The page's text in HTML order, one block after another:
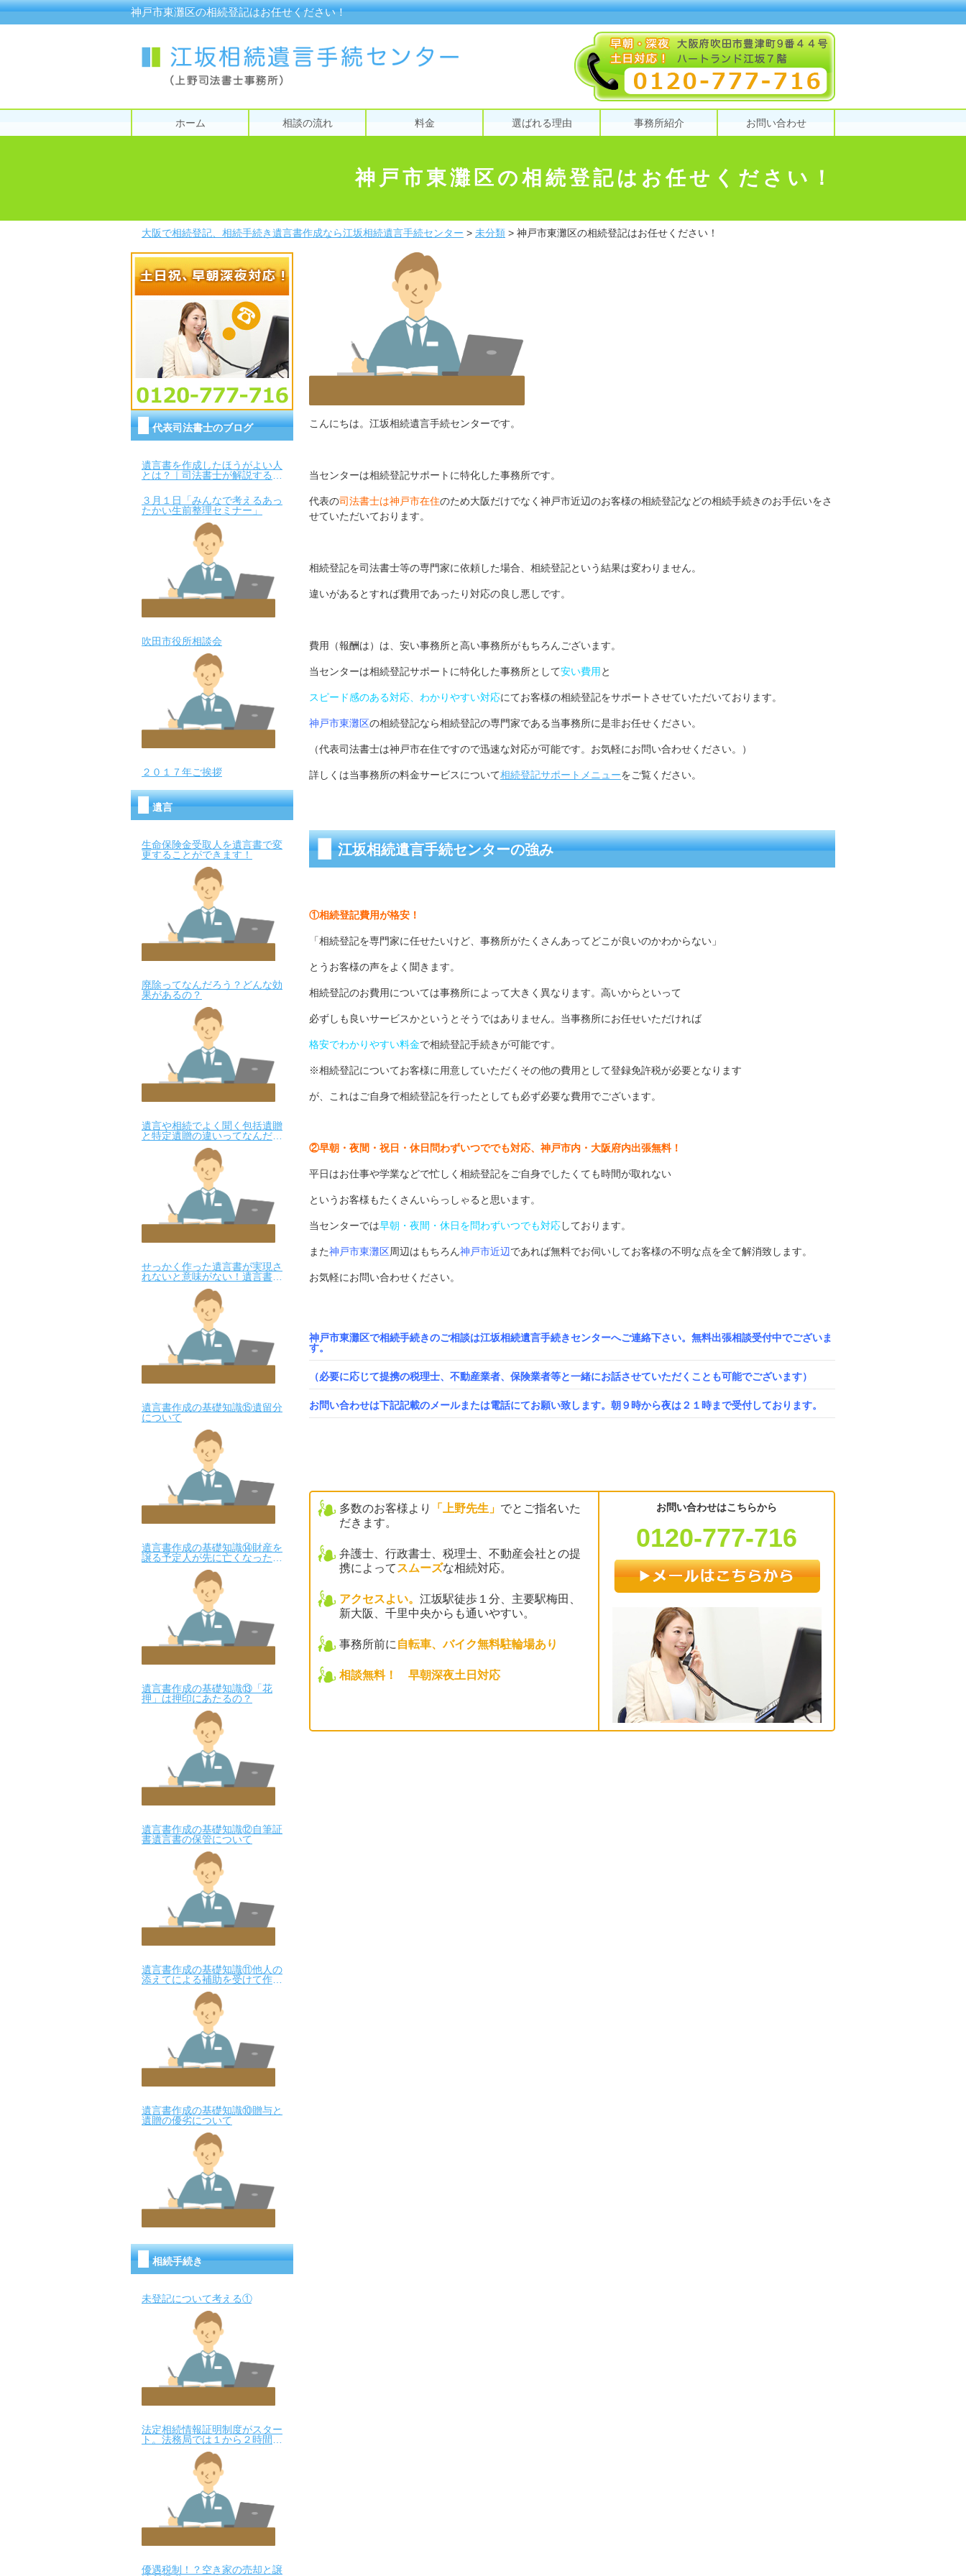
神戸市東灘区の相続登記はお任せください！
ホーム 相談の流れ 料金 選ばれる理由 事務所紹介 お問い合わせ
神戸市東灘区の相続登記はお任せください！
大阪で相続登記、相続手続き遺言書作成なら江坂相続遺言手続センター > 未分類 > 神戸市東灘区の相続登記はお任せください！
こんにちは。江坂相続遺言手続センターです。
当センターは相続登記サポートに特化した事務所です。
代表の司法書士は神戸市在住のため大阪だけでなく神戸市近辺のお客様の相続登記などの相続手続きのお手伝いをさ
せていただいております。
相続登記を司法書士等の専門家に依頼した場合、相続登記という結果は変わりません。
違いがあるとすれば費用であったり対応の良し悪しです。
費用（報酬は）は、安い事務所と高い事務所がもちろんございます。
当センターは相続登記サポートに特化した事務所として安い費用 と
スピード感のある対応、わかりやすい対応にてお客様の相続登記をサポートさせていただいております。
神戸市東灘区の相続登記なら相続登記の専門家である当事務所に是非お任せください。
（代表司法書士は神戸市在住ですので迅速な対応が可能です。お気軽にお問い合わせください。）
詳しくは当事務所の料金サービスについて相続登記サポートメニューをご覧ください。
江坂相続遺言手続センターの強み
①相続登記費用が格安！
「相続登記を専門家に任せたいけど、事務所がたくさんあってどこが良いのかわからない」
とうお客様の声をよく聞きます。
相続登記のお費用については事務所によって大きく異なります。高いからといって
必ずしも良いサービスかというとそうではありません。当事務所にお任せいただければ
格安でわかりやすい料金で相続登記手続きが可能です。
※相続登記についてお客様に用意していただくその他の費用として登録免許税が必要となります
が、これはご自身で相続登記を行ったとしても必ず必要な費用でございます。
②早朝・夜間・祝日・休日問わずいつででも対応、神戸市内・大阪府内出張無料！
平日はお仕事や学業などで忙しく相続登記をご自身でしたくても時間が取れない
というお客様もたくさんいらっしゃると思います。
当センターでは早朝・夜間・休日を問わずいつでも対応しております。
また神戸市東灘区周辺はもちろん神戸市近辺 であれば無料でお伺いしてお客様の不明な点を全て解消致します。
お気軽にお問い合わせください。
神戸市東灘区で相続手続きのご相談は江坂相続遺言手続きセンターへご連絡下さい。無料出張相談受付中でございま
す。
（必要に応じて提携の税理士、不動産業者、保険業者等と一緒にお話させていただくことも可能でございます）
お問い合わせは下記記載のメールまたは電話にてお願い致します。朝９時から夜は２１時まで受付しております。
多数のお客様より 「上野先生」 でとご指名いた
だきます。
弁護士、行政書士、税理士、不動産会社との提
携によって スムーズな相続対応。
アクセスよい。 江坂駅徒歩１分、主要駅梅田、
新大阪、千里中央からも通いやすい。
事務所前に 自転車、バイク無料駐輪場あり
相談無料！ 早朝深夜土日対応
お問い合わせはこちらから
0120-777-716
代表司法書士のブログ
遺言書を作成したほうがよい人
とは？｜司法書士が解説するチ
３月１日「みんなで考えるあっ
たかい生前整理セミナー」
吹田市役所相談会
２０１７年ご挨拶
遺言
生命保険金受取人を遺言書で変
更することができます！
廃除ってなんだろう？どんな効
果があるの？
遺言や相続でよく聞く包括遺贈
と特定遺贈の違いってなんだろ
せっかく作った遺言書が実現さ
れないと意味がない！遺言書預
かりサービスを始めました！
遺言書作成の基礎知識⑮遺留分
について
遺言書作成の基礎知識⑭財産を
譲る予定人が先に亡くなった場
遺言書作成の基礎知識⑬「花
押」は押印にあたるの？
遺言書作成の基礎知識⑫自筆証
書遺言書の保管について
遺言書作成の基礎知識⑪他人の
添えてによる補助を受けて作成
された自筆証書遺言について
遺言書作成の基礎知識⑩贈与と
遺贈の優劣について
相続手続き
未登記について考える①
法定相続情報証明制度がスター
ト。法務局では１から２時間く
らいで発行できる？！
優遇税制！？空き家の売却と譲